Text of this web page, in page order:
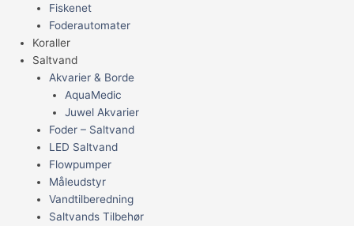
Fiskenet
Foderautomater
Koraller
Saltvand
Akvarier & Borde
AquaMedic
Juwel Akvarier
Foder – Saltvand
LED Saltvand
Flowpumper
Måleudstyr
Vandtilberedning
Saltvands Tilbehør